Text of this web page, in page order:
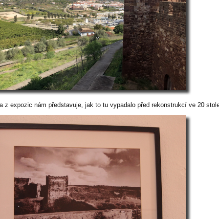
z expozic nám představuje, jak to tu vypadalo před rekonstrukcí ve 20